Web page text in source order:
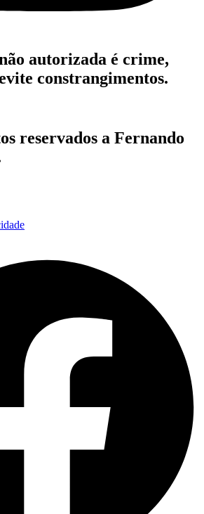
autorizada é crime,
constrangimentos.
reservados a Fernando